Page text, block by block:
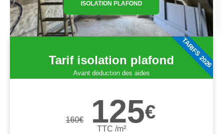
ISOLATION PLAFOND
Tarif isolation plafond
Avant déduction des aides
160€ 125€
TTC /m²
TARIFS 2026